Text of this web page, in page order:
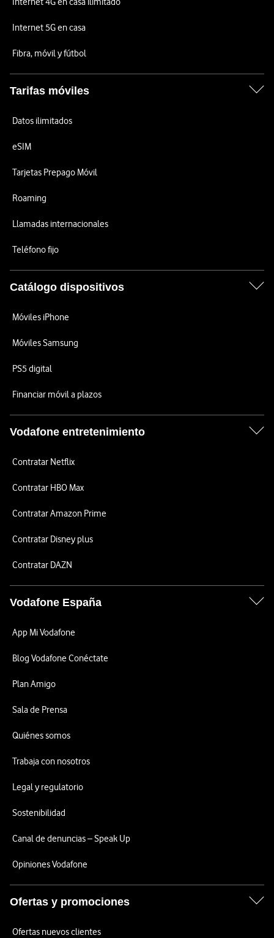
Internet 5G en casa
Fibra, móvil y fútbol
Tarifas móviles
Datos ilimitados
eSIM
Tarjetas Prepago Móvil
Roaming
Llamadas internacionales
Teléfono fijo
Catálogo dispositivos
Móviles iPhone
Móviles Samsung
PS5 digital
Financiar móvil a plazos
Vodafone entretenimiento
Contratar Netflix
Contratar HBO Max
Contratar Amazon Prime
Contratar Disney plus
Contratar DAZN
Vodafone España
App Mi Vodafone
Blog Vodafone Conéctate
Plan Amigo
Sala de Prensa
Quiénes somos
Trabaja con nosotros
Legal y regulatorio
Sostenibilidad
Canal de denuncias – Speak Up
Opiniones Vodafone
Ofertas y promociones
Ofertas nuevos clientes